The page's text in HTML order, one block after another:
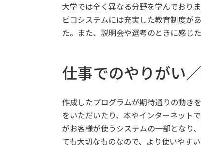
大学では全く異なる分野を学んでおり
ピコシステムには充実した教育制度が
た。また、説明会や選考のときに感じ
仕事でのやりがい
作成したプログラムが期待通りの動き
をいただいたり、本やインターネット
がお客様が使うシステムの一部となり
ても大切なものなので、より使いやす